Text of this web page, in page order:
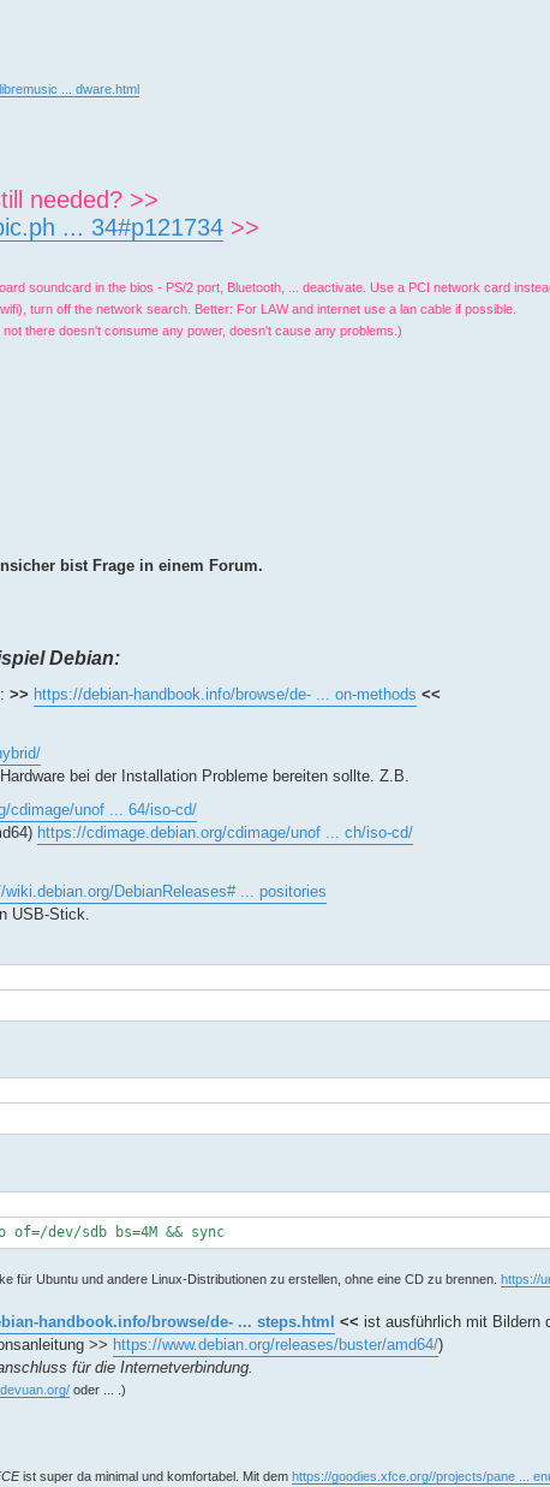
... dware.html
needed? >>
... 34#p121734 >>
soundcard in the bios - PS/2 port, Bluetooth, ... deactivate. Use a PCI network card
turn off the network search. Better: For LAW and internet use a lan cable if possible.
there doesn't consume any power, doesn't cause any problems.)
bist Frage in einem Forum.
Debian:
>> https://debian-handbook.info/browse/de- ... on-methods <<
bei der Installation Probleme bereiten sollte. Z.B.
cdimage/unof ... 64/iso-cd/
https://cdimage.debian.org/cdimage/unof ... ch/iso-cd/
wiki.debian.org/DebianReleases# ... positories
USB-Stick.
dev/sdb bs=4M && sync
für Ubuntu und andere Linux-Distributionen zu erstellen, ohne eine CD zu brennen. https://
handbook.info/browse/de- ... steps.html << ist ausführlich mit Bildern
>> https://www.debian.org/releases/buster/amd64/)
für die Internetverbindung.
oder ... .)
ist super da minimal und komfortabel. Mit dem https://goodies.xfce.org//projects/pane ...